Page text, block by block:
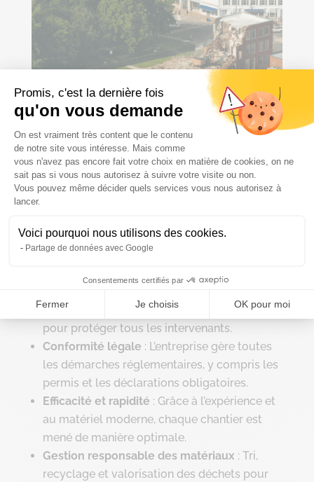
Promis, c'est la dernière fois
qu'on vous demande
Plateforme de Gestion du
On est vraiment très content que le contenu
de notre site vous intéresse. Mais comme
vous n'avez pas encore fait votre choix en matière de cookies, on ne
sait pas si vous nous autorisez à suivre votre visite ou non.
Vous pouvez même décider quels services vous nous autorisez à
lancer.
Voici pourquoi nous utilisons des cookies.
Partage de données avec Google
Consentements certifiés par
Fermer Je choisis OK pour moi
Axeptio consent
Pourquoi faire appel à un
Faire appel à un professionnel comme Legros
Démolition présente de nombreux avantages :
: La démolition comporte des
Démolition appliquent des protocoles stricts
pour protéger tous les intervenants.
Conformité légale : L’entreprise gère toutes
les démarches réglementaires, y compris les
permis et les déclarations obligatoires.
Efficacité et rapidité : Grâce à l’expérience et
au matériel moderne, chaque chantier est
mené de manière optimale.
Gestion responsable des matériaux : Tri,
recyclage et valorisation des déchets pour